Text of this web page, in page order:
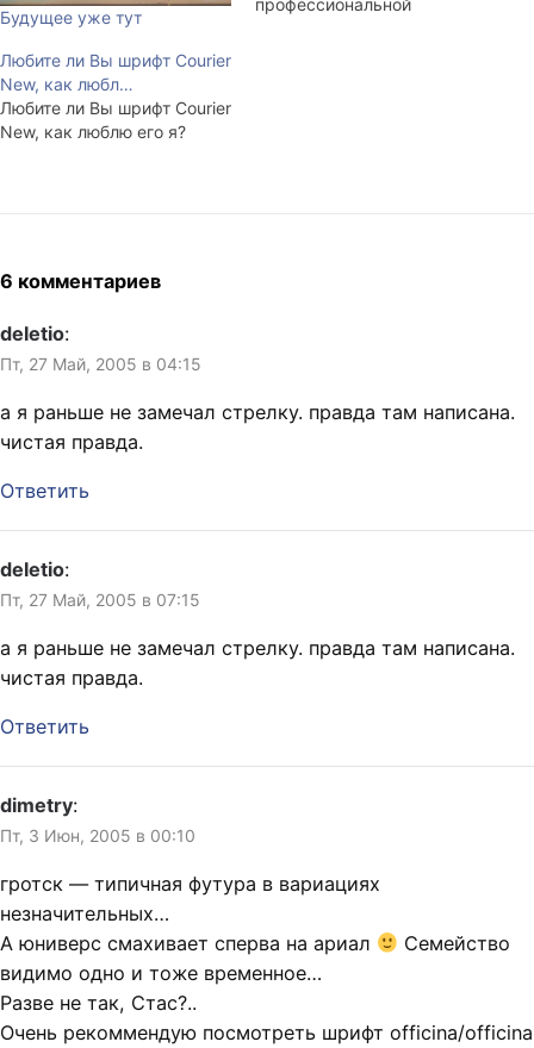
Будущее уже тут
профессиональной
Любите ли Вы шрифт Courier
New, как любл…
Любите ли Вы шрифт Courier
New, как люблю его я?
6 комментариев
deletio:
Пт, 27 Май, 2005 в 04:15
а я раньше не замечал стрелку. правда там написана.
чистая правда.
Ответить
deletio:
Пт, 27 Май, 2005 в 07:15
а я раньше не замечал стрелку. правда там написана.
чистая правда.
Ответить
dimetry:
Пт, 3 Июн, 2005 в 00:10
гротск — типичная футура в вариациях
незначительных…
А юниверс смахивает сперва на ариал
Семейство
видимо одно и тоже временное…
Разве не так, Стас?..
Очень рекоммендую посмотреть шрифт officina/officina